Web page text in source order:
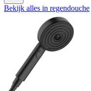
Bekijk alles in regendouche